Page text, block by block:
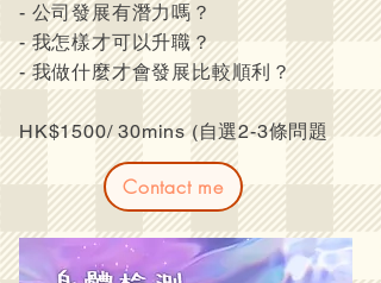
- 公司發展有潛力嗎？
- 我怎樣才可以升職？
- 我做什麼才會發展比較順利？
HK$1500/ 30mins (自選2-3條問題
Contact me